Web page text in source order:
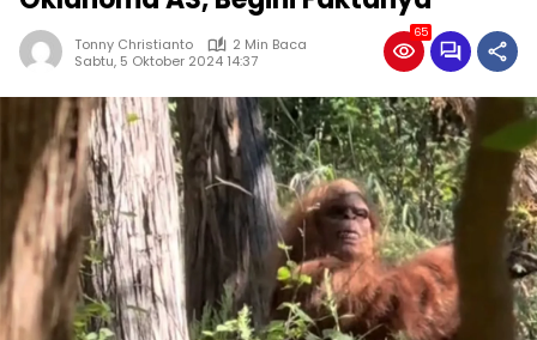
Tonny Christianto
2 Min Baca
Sabtu, 5 Oktober 2024 14:37
65